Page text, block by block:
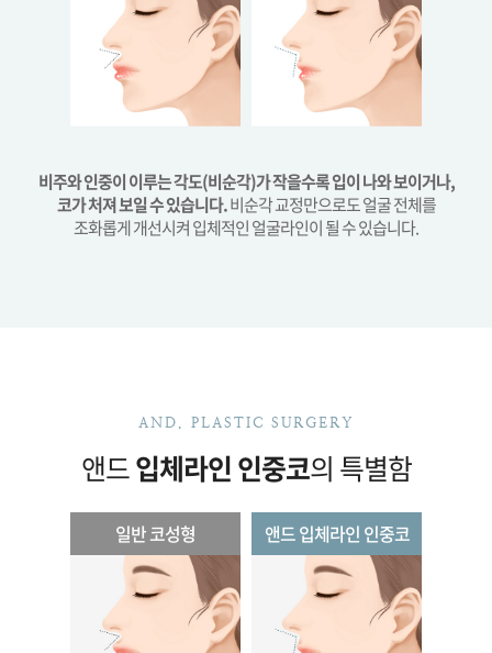
비주와 인중이 이루는 각도(비순각)가 작을수록 입이 나와 보이거나,
코가 처져 보일 수 있습니다.비순각 교정만으로도 얼굴 전체를
조화롭게 개선시켜 입체적인 얼굴라인이 될 수 있습니다.
AND. PLASTIC SURGERY
앤드입체라인 인중코의 특별함
일반 코성형 앤드 입체라인 인중코